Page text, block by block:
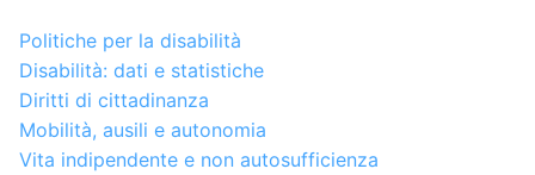
Politiche per la disabilità
Disabilità: dati e statistiche
Diritti di cittadinanza
Mobilità, ausili e autonomia
Vita indipendente e non autosufficienza